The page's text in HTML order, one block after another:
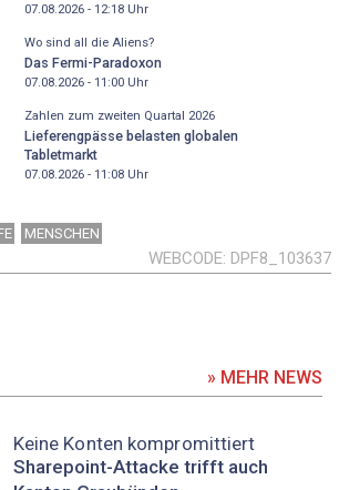
07.08.2026 - 12:18Uhr
Wo sind all die Aliens?
Das Fermi-Paradoxon
07.08.2026 - 11:00Uhr
Zahlen zum zweiten Quartal 2026
Lieferengpässe belasten globalen
Tabletmarkt
07.08.2026 - 11:08Uhr
MENSCHEN
WEBCODE DPF8_103637
» MEHR NEWS
Keine Konten kompromittiert
Sharepoint-Attacke trifft auch